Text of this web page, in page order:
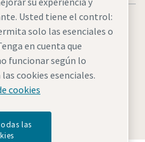
Administrar cookies
Usted tiene el control:
solo las esenciales o
en cuenta que
funcionar según lo
cookies esenciales.
cookies
las